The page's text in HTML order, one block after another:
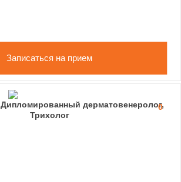
Записаться на прием
0
Дипломированный дерматовенеролог,
Трихолог